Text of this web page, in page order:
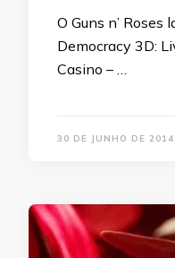
O Guns n’
Democracy 3D:
Casino – …
30 DE JUNHO DE 2014